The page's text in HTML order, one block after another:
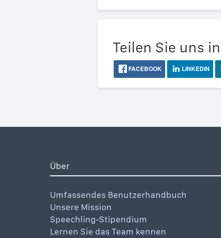
Teilen Sie uns
FACEBOOK LINKEDIN
Über
Umfassendes Benutzerhandbuch
Unsere Mission
Speechling-Stipendium
Lernen Sie das Team kennen